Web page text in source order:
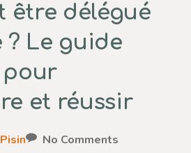
être délégué
? Le guide
et réussir
No Comments